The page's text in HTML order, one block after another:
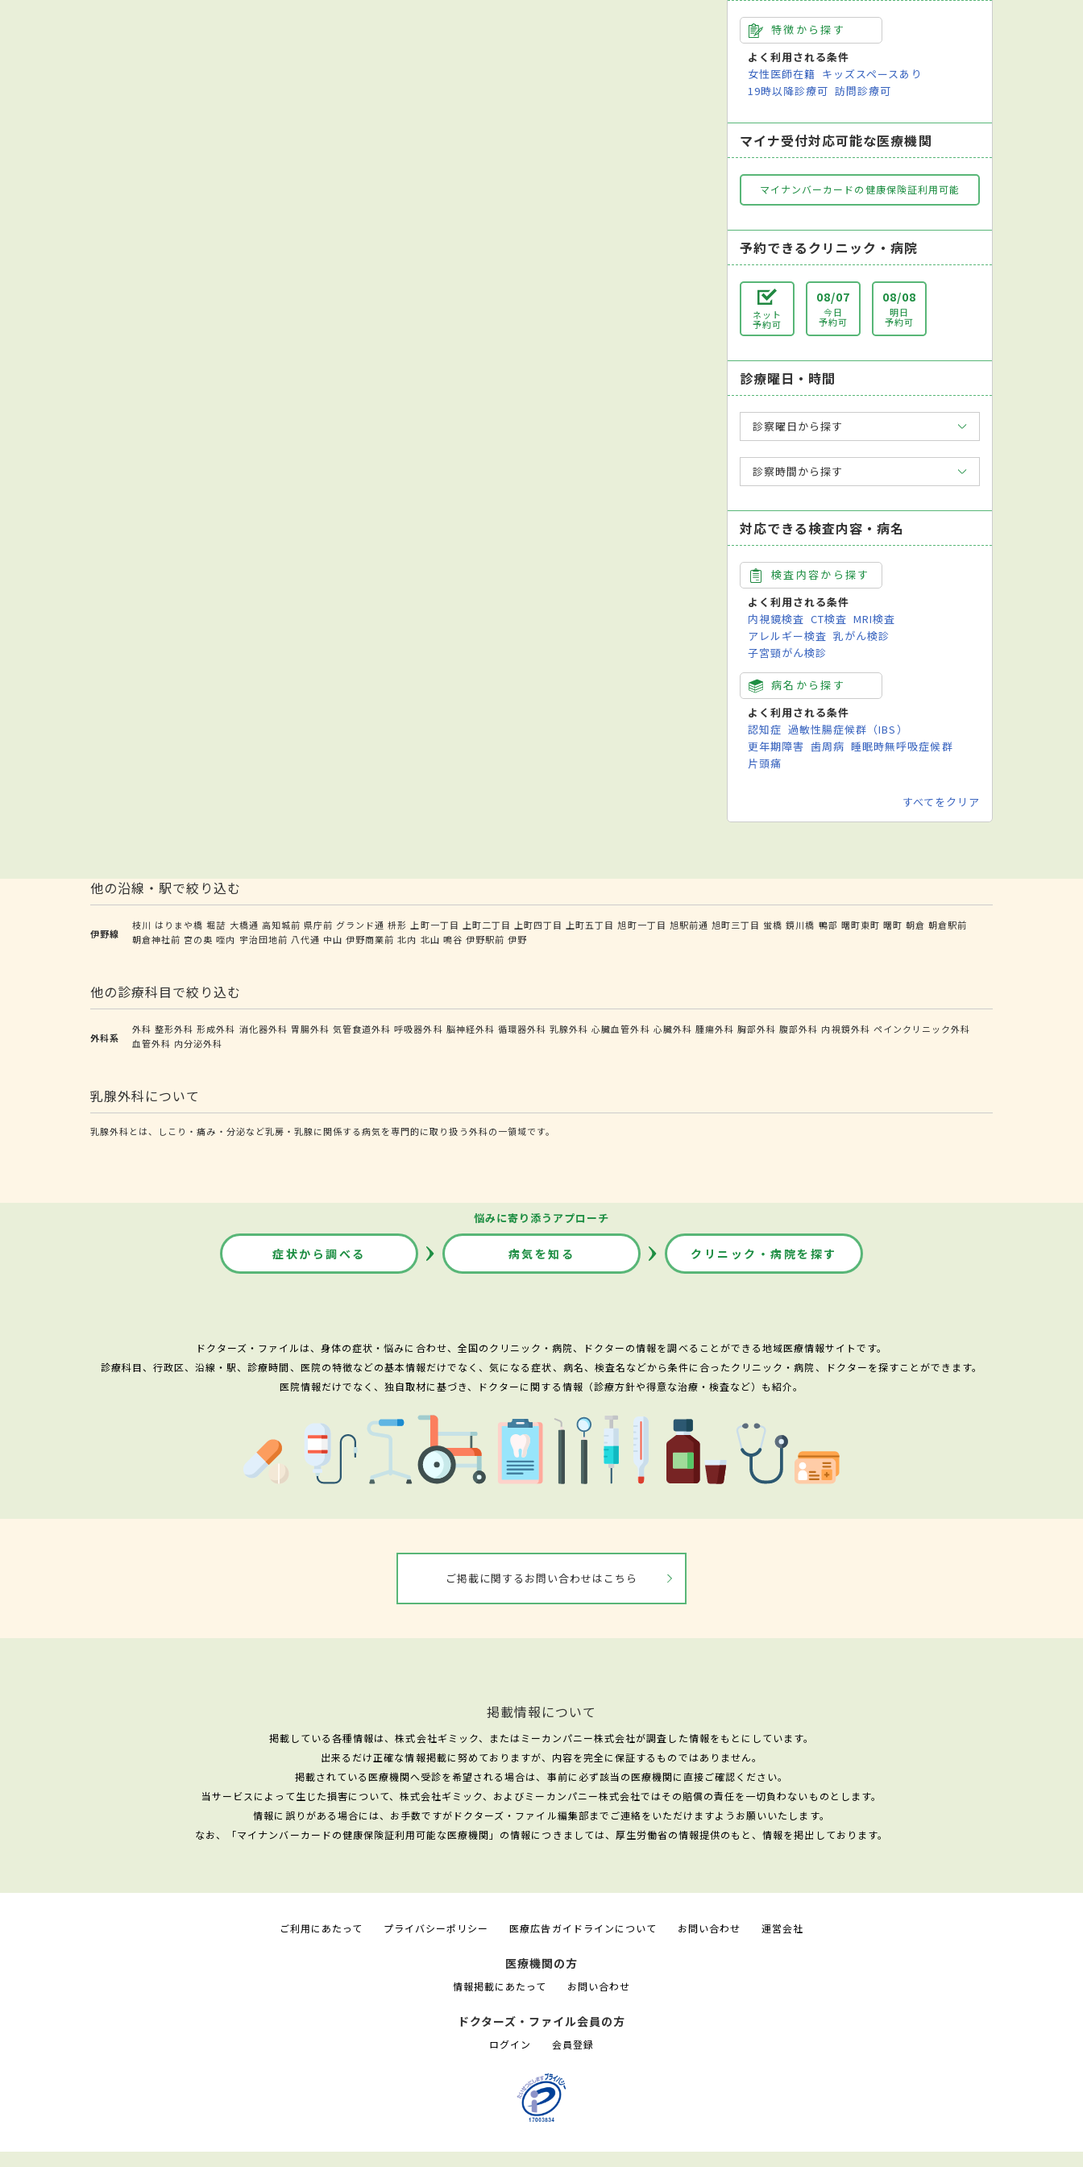
特徴から探す
よく利用される条件
女性医師在籍 キッズスペースあり
19時以降診療可 訪問診療可
マイナ受付対応可能な医療機関
マイナンバーカードの健康保険証利用可能
予約できるクリニック・病院
ネット
予約可
08/07
今日
予約可
08/08
明日
予約可
診療曜日・時間
診察曜日から探す
診察時間から探す
対応できる検査内容・病名
検査内容から探す
よく利用される条件
内視鏡検査 CT検査 MRI検査
アレルギー検査 乳がん検診
子宮頸がん検診
病名から探す
よく利用される条件
認知症 過敏性腸症候群（IBS）
更年期障害 歯周病 睡眠時無呼吸症候群
片頭痛
すべてをクリア
他の沿線・駅で絞り込む
伊野線
枝川 はりまや橋 堀詰 大橋通 高知城前 県庁前 グランド通 枡形 上町一丁目 上町二丁目 上町四丁目 上町五丁目 旭町一丁目 旭駅前通 旭町三丁目 蛍橋 鏡川橋 鴨部 曙町東町 曙町 朝倉 朝倉駅前
朝倉神社前 宮の奥 咥内 宇治団地前 八代通 中山 伊野商業前 北内 北山 鳴谷 伊野駅前 伊野
他の診療科目で絞り込む
外科系
外科 整形外科 形成外科 消化器外科 胃腸外科 気管食道外科 呼吸器外科 脳神経外科 循環器外科 乳腺外科 心臓血管外科 心臓外科 腫瘍外科 胸部外科 腹部外科 内視鏡外科 ペインクリニック外科
血管外科 内分泌外科
乳腺外科について
乳腺外科とは、しこり・痛み・分泌など乳房・乳腺に関係する病気を専門的に取り扱う外科の一領域です。
悩みに寄り添うアプローチ
症状から調べる 病気を知る クリニック・病院を探す
ドクターズ・ファイルは、身体の症状・悩みに合わせ、全国のクリニック・病院、ドクターの情報を調べることができる地域医療情報サイトです。
診療科目、行政区、沿線・駅、診療時間、医院の特徴などの基本情報だけでなく、気になる症状、病名、検査名などから条件に合ったクリニック・病院、ドクターを探すことができます。
医院情報だけでなく、独自取材に基づき、ドクターに関する情報（診療方針や得意な治療・検査など）も紹介。
ご掲載に関するお問い合わせはこちら
掲載情報について
掲載している各種情報は、株式会社ギミック、またはミーカンパニー株式会社が調査した情報をもとにしています。
出来るだけ正確な情報掲載に努めておりますが、内容を完全に保証するものではありません。
掲載されている医療機関へ受診を希望される場合は、事前に必ず該当の医療機関に直接ご確認ください。
当サービスによって生じた損害について、株式会社ギミック、およびミーカンパニー株式会社ではその賠償の責任を一切負わないものとします。
情報に誤りがある場合には、お手数ですがドクターズ・ファイル編集部までご連絡をいただけますようお願いいたします。
なお、「マイナンバーカードの健康保険証利用可能な医療機関」の情報につきましては、厚生労働省の情報提供のもと、情報を掲出しております。
ご利用にあたって プライバシーポリシー 医療広告ガイドラインについて お問い合わせ 運営会社
医療機関の方
情報掲載にあたって お問い合わせ
ドクターズ・ファイル会員の方
ログイン 会員登録